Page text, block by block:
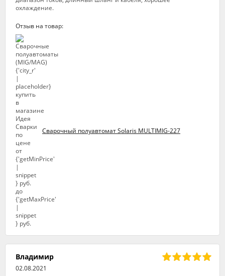
охлаждение.
Отзыв на товар:
Сварочный полуавтомат Solaris MULTIMIG-227
Владимир
02.08.2021